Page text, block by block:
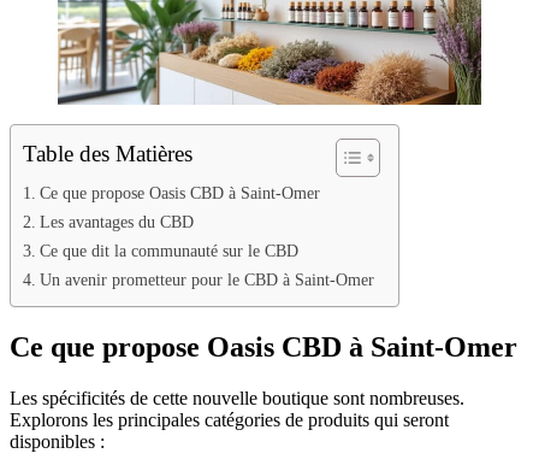
Table des Matières
Ce que propose Oasis CBD à Saint-Omer
Les avantages du CBD
Ce que dit la communauté sur le CBD
Un avenir prometteur pour le CBD à Saint-Omer
Ce que propose Oasis CBD à Saint-Omer
Les spécificités de cette nouvelle boutique sont nombreuses.
Explorons les principales catégories de produits qui seront
disponibles :